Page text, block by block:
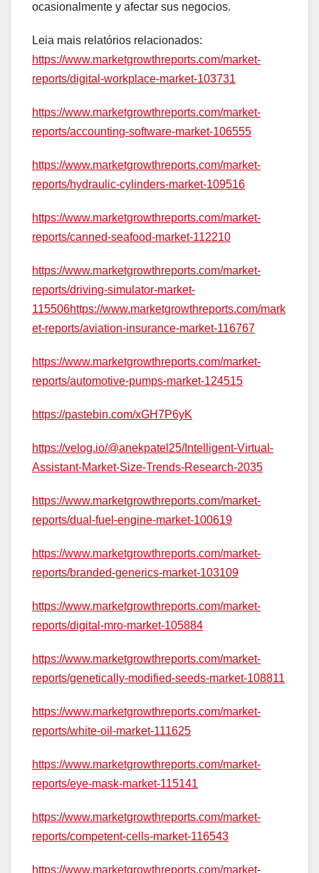
ocasionalmente y afectar sus negocios.
Leia mais relatórios relacionados:
https://www.marketgrowthreports.com/market-
reports/digital-workplace-market-103731
https://www.marketgrowthreports.com/market-
reports/accounting-software-market-106555
https://www.marketgrowthreports.com/market-
reports/hydraulic-cylinders-market-109516
https://www.marketgrowthreports.com/market-
reports/canned-seafood-market-112210
https://www.marketgrowthreports.com/market-
reports/driving-simulator-market-
115506https://www.marketgrowthreports.com/mark
et-reports/aviation-insurance-market-116767
https://www.marketgrowthreports.com/market-
reports/automotive-pumps-market-124515
https://pastebin.com/xGH7P6yK
https://velog.io/@anekpatel25/Intelligent-Virtual-
Assistant-Market-Size-Trends-Research-2035
https://www.marketgrowthreports.com/market-
reports/dual-fuel-engine-market-100619
https://www.marketgrowthreports.com/market-
reports/branded-generics-market-103109
https://www.marketgrowthreports.com/market-
reports/digital-mro-market-105884
https://www.marketgrowthreports.com/market-
reports/genetically-modified-seeds-market-108811
https://www.marketgrowthreports.com/market-
reports/white-oil-market-111625
https://www.marketgrowthreports.com/market-
reports/eye-mask-market-115141
https://www.marketgrowthreports.com/market-
reports/competent-cells-market-116543
https://www.marketgrowthreports.com/market-